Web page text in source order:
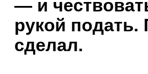
— и
рукой подать.
сделал.